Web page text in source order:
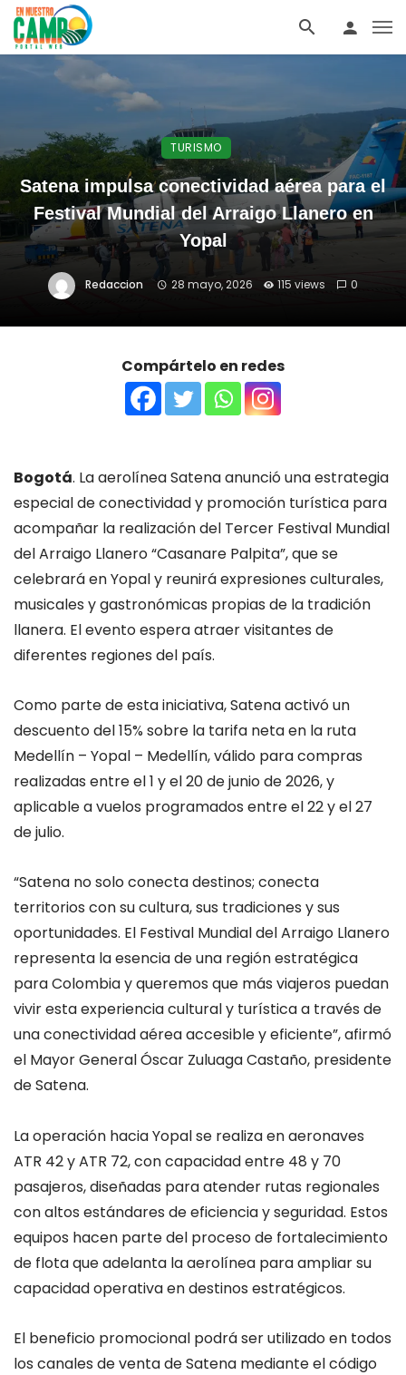
TURISMO
Satena impulsa conectividad aérea para el
Festival Mundial del Arraigo Llanero en
Yopal
Redaccion 28 mayo, 2026 115 views 0
Compártelo en redes
Bogotá. La aerolínea Satena anunció una estrategia
especial de conectividad y promoción turística para
acompañar la realización del Tercer Festival Mundial
del Arraigo Llanero “Casanare Palpita”, que se
celebrará en Yopal y reunirá expresiones culturales,
musicales y gastronómicas propias de la tradición
llanera. El evento espera atraer visitantes de
diferentes regiones del país.
Como parte de esta iniciativa, Satena activó un
descuento del 15% sobre la tarifa neta en la ruta
Medellín – Yopal – Medellín, válido para compras
realizadas entre el 1 y el 20 de junio de 2026, y
aplicable a vuelos programados entre el 22 y el 27
de julio.
“Satena no solo conecta destinos; conecta
territorios con su cultura, sus tradiciones y sus
oportunidades. El Festival Mundial del Arraigo Llanero
representa la esencia de una región estratégica
para Colombia y queremos que más viajeros puedan
vivir esta experiencia cultural y turística a través de
una conectividad aérea accesible y eficiente”, afirmó
el Mayor General Óscar Zuluaga Castaño, presidente
de Satena.
La operación hacia Yopal se realiza en aeronaves
ATR 42 y ATR 72, con capacidad entre 48 y 70
pasajeros, diseñadas para atender rutas regionales
con altos estándares de eficiencia y seguridad. Estos
equipos hacen parte del proceso de fortalecimiento
de flota que adelanta la aerolínea para ampliar su
capacidad operativa en destinos estratégicos.
El beneficio promocional podrá ser utilizado en todos
los canales de venta de Satena mediante el código